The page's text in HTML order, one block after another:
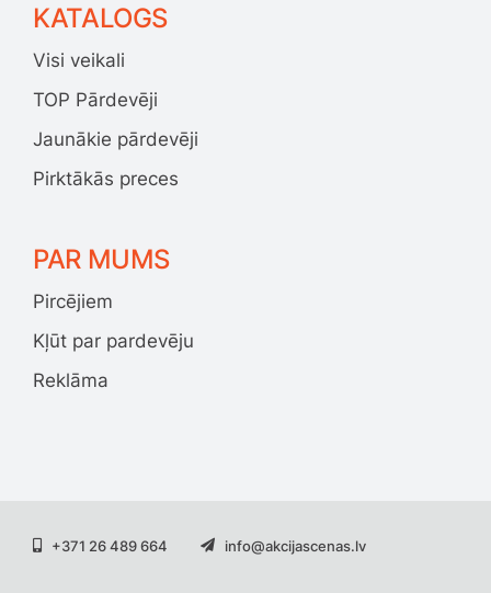
KATALOGS
Visi veikali
TOP Pārdevēji
Jaunākie pārdevēji
Pirktākās preces
PAR MUMS
Pircējiem
Kļūt par pardevēju
Reklāma
+371 26 489 664 info@akcijascenas.lv